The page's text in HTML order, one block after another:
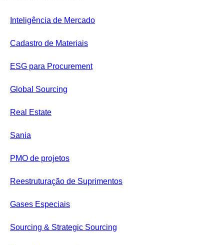
Inteligência de Mercado
Cadastro de Materiais
ESG para Procurement
Global Sourcing
Real Estate
Sania
PMO de projetos
Reestruturação de Suprimentos
Gases Especiais
Sourcing & Strategic Sourcing